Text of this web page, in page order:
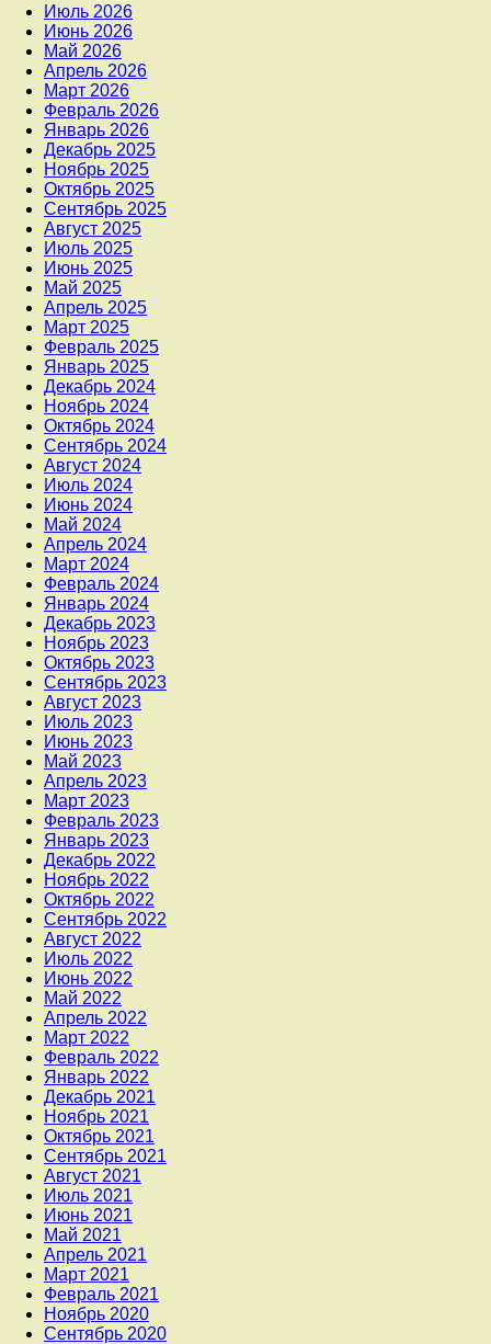
Июль 2026
Июнь 2026
Май 2026
Апрель 2026
Март 2026
Февраль 2026
Январь 2026
Декабрь 2025
Ноябрь 2025
Октябрь 2025
Сентябрь 2025
Август 2025
Июль 2025
Июнь 2025
Май 2025
Апрель 2025
Март 2025
Февраль 2025
Январь 2025
Декабрь 2024
Ноябрь 2024
Октябрь 2024
Сентябрь 2024
Август 2024
Июль 2024
Июнь 2024
Май 2024
Апрель 2024
Март 2024
Февраль 2024
Январь 2024
Декабрь 2023
Ноябрь 2023
Октябрь 2023
Сентябрь 2023
Август 2023
Июль 2023
Июнь 2023
Май 2023
Апрель 2023
Март 2023
Февраль 2023
Январь 2023
Декабрь 2022
Ноябрь 2022
Октябрь 2022
Сентябрь 2022
Август 2022
Июль 2022
Июнь 2022
Май 2022
Апрель 2022
Март 2022
Февраль 2022
Январь 2022
Декабрь 2021
Ноябрь 2021
Октябрь 2021
Сентябрь 2021
Август 2021
Июль 2021
Июнь 2021
Май 2021
Апрель 2021
Март 2021
Февраль 2021
Ноябрь 2020
Сентябрь 2020